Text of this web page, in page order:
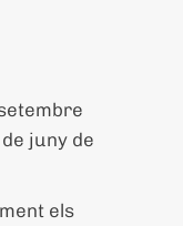
juny de
els